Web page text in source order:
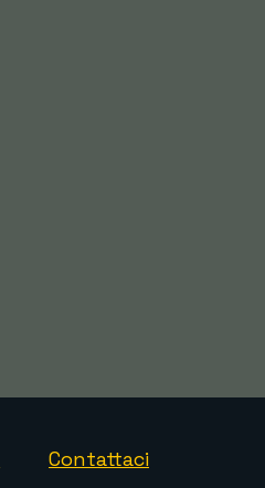
Contattaci